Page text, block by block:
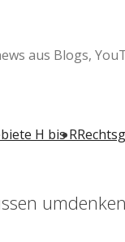
aus Blogs,
H bis R
umdenken